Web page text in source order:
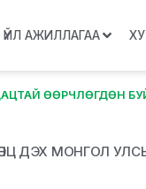
ҮЙЛ АЖИЛЛАГАА
ӨӨРЧЛӨГДӨН
ДЭХ МОНГОЛ